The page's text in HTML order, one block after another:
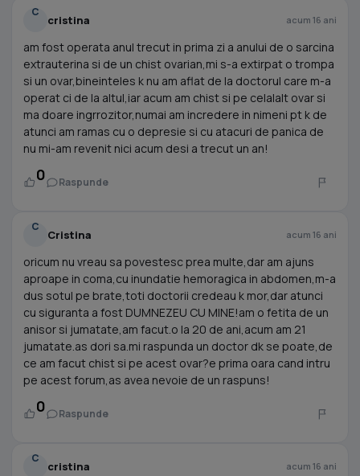
C
cristina acum 16 ani
am fost operata anul trecut in prima zi a anului de o sarcina
extrauterina si de un chist ovarian,mi s-a extirpat o trompa
si un ovar,bineinteles k nu am aflat de la doctorul care m-a
operat ci de la altul,iar acum am chist si pe celalalt ovar si
ma doare ingrrozitor,numai am incredere in nimeni pt k de
atunci am ramas cu o depresie si cu atacuri de panica de
nu mi-am revenit nici acum desi a trecut un an!
0 Raspunde
C
Cristina acum 16 ani
oricum nu vreau sa povestesc prea multe,dar am ajuns
aproape in coma,cu inundatie hemoragica in abdomen,m-a
dus sotul pe brate,toti doctorii credeau k mor,dar atunci
cu siguranta a fost DUMNEZEU CU MINE!am o fetita de un
anisor si jumatate,am facut.o la 20 de ani,acum am 21
jumatate.as dori sa.mi raspunda un doctor dk se poate,de
ce am facut chist si pe acest ovar?e prima oara cand intru
pe acest forum,as avea nevoie de un raspuns!
0 Raspunde
C
cristina acum 16 ani